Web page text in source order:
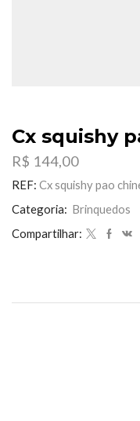
Cx squishy
R$ 144,00
REF: Cx squishy pao
Categoria: Brinquedos
Compartilhar: